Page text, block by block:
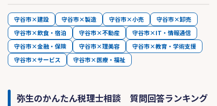
守谷市×建設 守谷市×製造 守谷市×小売
守谷市×卸売
守谷市×飲食・宿泊
守谷市×不動産
守谷市×IT・情報通信
守谷市×金融・保険
守谷市×理美容
守谷市×教育・学術支援
守谷市×サービス
守谷市×医療・福祉
弥生のかんたん税理士相談 質問回答ランキング